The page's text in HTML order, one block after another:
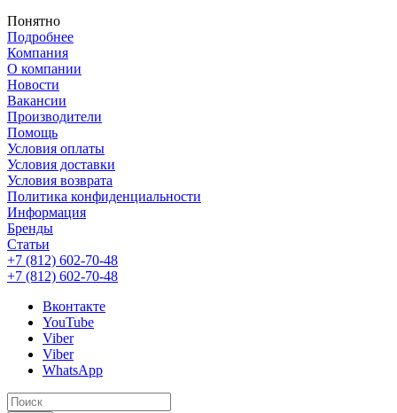
Понятно
Подробнее
Компания
О компании
Новости
Вакансии
Производители
Помощь
Условия оплаты
Условия доставки
Условия возврата
Политика конфиденциальности
Информация
Бренды
Статьи
+7 (812) 602-70-48
+7 (812) 602-70-48
Вконтакте
YouTube
Viber
Viber
WhatsApp